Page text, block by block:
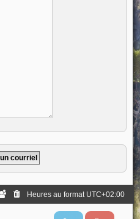
Heures au format UTC+02:00